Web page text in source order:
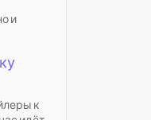
и
к